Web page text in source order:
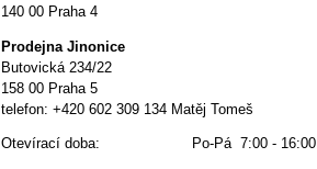
140 00 Praha 4
Prodejna Jinonice
Butovická 234/22
158 00 Praha 5
telefon: +420 602 309 134 Matěj Tomeš
Otevírací doba: Po-Pá 7:00 - 16:00